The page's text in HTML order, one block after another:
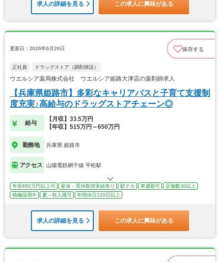
求人の詳細を見る この求人に興味がある
更新日：2026年6月26日 保存する
正社員 ドラッグストア（調剤併設）
ウエルシア薬局株式会社 ウエルシア姫路大津店の薬剤師求人
【兵庫県姫路市】多彩なキャリアパスと子育て支援制
度充実♪高給与のドラッグストアチェーン◎
給与
【月収】33.5万円
【年収】515万円～650万円
勤務地 兵庫県 姫路市
アクセス 山陽電鉄網干線 平松駅
年収650万円以上可 産休・育休取得実績有り 駅チカ 車通勤可
店舗数30以上
積極採用中
夏～秋入職可 年間休日120日以上
求人の詳細を見る この求人に興味がある